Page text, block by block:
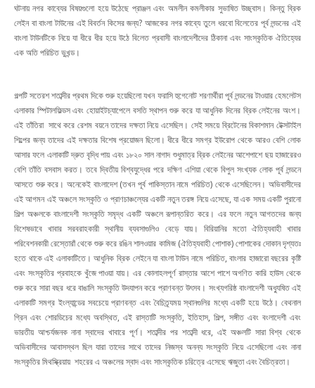
ঘটনায় নগর কাব্যের বিষয়গুলো হয়ে উঠেছে প্রাঞ্জল এবং অমলীন কমলীকার সুভাষিত উচ্ছ্বাস। কিন্তু ব্রিক
লেইন বা বাংলা টাউনের এই বিবর্তন কিসের জন্য? আজকের নগর কাব্যে তুলে ধরবো বিলেতের পূর্ব লন্ডনের এই
বাংলা টাউনটিকে নিয়ে যা ধীরে ধীর হয়ে উঠে বিলেত প্রবাসী বাংলাদেশীদের ঠিকানা এবং সাংস্কৃতিক ঐতিহ্যের
এক অতি পরিচিত ভুখন্ড।
গল্পটি সতেরশ শতাব্দীর প্রথম দিকে শুরু হয়েছিলো যখন ফরাসি হুগেনোট শরণার্থীরা পূর্ব লন্ডনের টাওয়ার হেমলেটস
এলাকার স্পিটালফিল্ডস এবং হোয়াইটচ্যাপেলে বসতি স্থাপন শুরু করে যা আধুনিক দিনের ব্রিক লেইনের অংশ।
এই তাঁতিরা সাথে করে রেশম বয়নে তাদের দক্ষতা নিয়ে এসেছিল। সেই সময়ে ব্রিটেনের বিকাশমান টেক্সটাইল
শিল্পের জন্য তাদের এই দক্ষতার বিশেষ প্রয়োজন ছিলো। ধীরে ধীরে সমগ্র ইউরোপ থেকে আরও বেশি লোক
আসার ফলে এলাকাটি দ্রুত বৃদ্ধি পায় এবং ১৮২০ সাল নাগাদ শুধুমাত্র ব্রিক লেইনের আশেপাশে ছয় হাজারেরও
বেশি তাঁতি বসবাস করত। তবে দ্বিতীয় বিশ্বযুদ্ধের পরে দক্ষিণ এশিয়া থেকে বিপুল সংখ্যক লোক পূর্ব লন্ডনে
আসতে শুরু করে। অনেকেই বাংলাদেশ (তখন পূর্ব পাকিস্তান নামে পরিচিত) থেকে এসেছিলেন। অভিবাসীদের
এই আগমন এই অঞ্চলে সংস্কৃতি ও প্রাণচাঞ্চল্যের একটি নতুন তরঙ্গ নিয়ে এসেছে, যা এক সময় একটি পুরানো
শিল্প অঞ্চলকে বাংলাদেশী সংস্কৃতি সমৃদ্ধ একটি অঞ্চলে রূপান্তরিত করে। এর ফলে নতুন আগতদের জন্য
বিশেষভাবে খাবার সরবরাহকারী স্থানীয় ব্যবসাগুলিও বেড়ে যায়। বিরিয়ানির মতো ঐতিহ্যবাহী খাবার
পরিবেশনকারী রেস্তোরাঁ থেকে শুরু করে রঙিন শালওয়ার কামিজ (ঐতিহ্যবাহী পোশাক) পোশাকের দোকান দৃশ্যতঃ
হতে থাকে এই এলাকাটিতে। আধুনিক ব্রিক লেইনে যা বাংলা টাউন নামে পরিচিত, বাংলার হাজারো বছরের কৃষ্টি
এবং সংস্কৃতির প্রবাহকে খুঁজে পাওয়া যায়। এর কোলাহলপূর্ণ রাস্তার আশে পাশে অগণিত কারি হাউস থেকে
শুরু করে সারা বছর ধরে বাঙালি সংস্কৃতি উদযাপন করে প্রাণবন্ত উৎসব। সংখ্যগরিষ্ঠ বাংলাদেশী অধ্যুষিত এই
এলাকাটি সমগ্র ইংল্যান্ডের সবচেয়ে প্রাণবন্ত এবং বৈচিত্র্যময় স্থানগুলির মধ্যে একটি হয়ে উঠে। বেথনাল
গ্রিন এবং শোরডিচের মধ্যে অবস্থিত, এই রাস্তাটি সংস্কৃতি, ইতিহাস, শিল্প, সঙ্গীত এবং বংলাদেশী এবং
ভারতীয় আশ্চর্যজনক নানা স্বাদের খাবারে পূর্ণ। শতাব্দীর পর শতাব্দী ধরে, এই অঞ্চলটি সারা বিশ্ব থেকে
অভিবাসীদের আবাসস্থল ছিল যারা তাদের সাথে তাদের নিজস্ব অনন্য সংস্কৃতি নিয়ে এসেছিলো এবং নানা
সংস্কৃতির মিথস্ক্রিয়ায় শহরের এ অঞ্চলের স্বাদ এবং সাংস্কৃতিক চরিত্রে এসেছে ঋজুতা এবং বৈচিত্রতা।